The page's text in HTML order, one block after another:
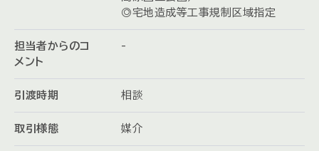
◎宅地造成等工事規制区域指定
担当者からのコ
メント
-
引渡時期 相談
取引様態 媒介